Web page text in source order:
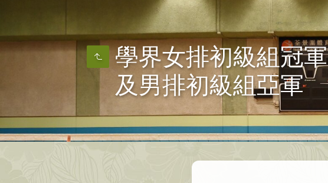
學界女排初級組冠軍
及男排初級組亞軍